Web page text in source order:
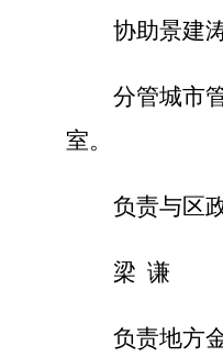
协助景建
分管城市
室。
负责与区
梁 谦
负责地方